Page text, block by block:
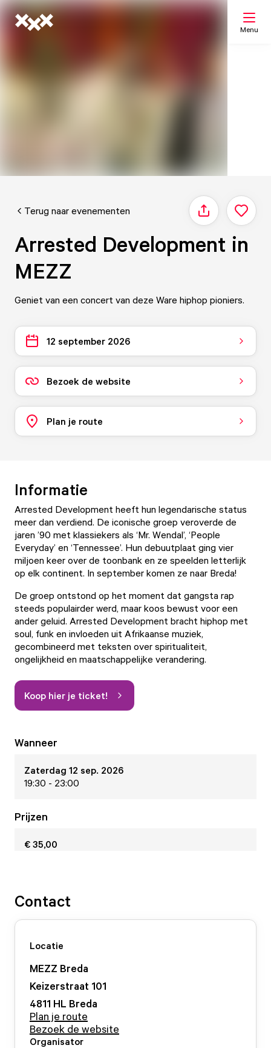
Menu
Terug naar evenementen Delen
Arrested Development in
MEZZ
Geniet van een concert van deze Ware hiphop pioniers.
12 september 2026
Bezoek de website
Plan je route
Informatie
Arrested Development heeft hun legendarische status
meer dan verdiend. De iconische groep veroverde de
jaren ’90 met klassiekers als ‘Mr. Wendal’, ‘People
Everyday’ en ‘Tennessee’. Hun debuutplaat ging vier
miljoen keer over de toonbank en ze speelden letterlijk
op elk continent. In september komen ze naar Breda!
De groep ontstond op het moment dat gangsta rap
steeds populairder werd, maar koos bewust voor een
ander geluid. Arrested Development bracht hiphop met
soul, funk en invloeden uit Afrikaanse muziek,
gecombineerd met teksten over spiritualiteit,
ongelijkheid en maatschappelijke verandering.
Koop hier je ticket!
Wanneer
Zaterdag 12 sep. 2026
19:30 - 23:00
Prijzen
€ 35,00
Contact
Locatie
MEZZ Breda
Keizerstraat 101
4811 HL Breda
Plan je route
Bezoek de website
Organisator